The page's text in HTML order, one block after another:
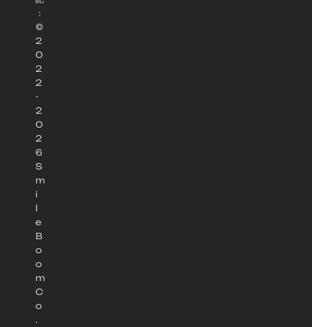
：
©
2
0
2
2
-
2
0
2
6
S
m
i
l
e
B
o
o
m
C
o
.